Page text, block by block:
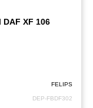
XF 106
FELIPS
DEP-FBDF302